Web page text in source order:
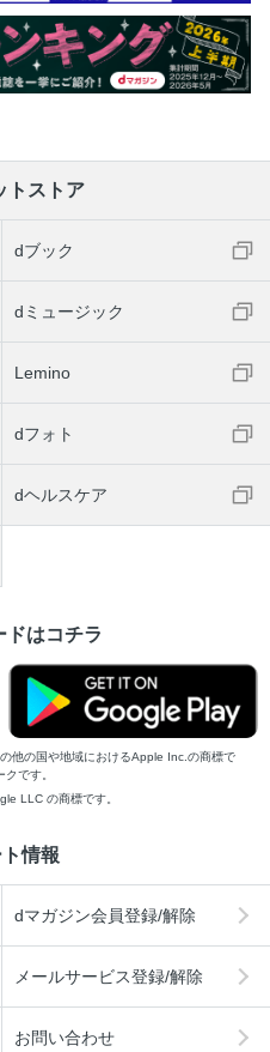
トストア
dブック
dミュージック
Lemino
dフォト
dヘルスケア
はコチラ
他の国や地域におけるApple Inc.の商標で
です。
LLC の商標です。
情報
dマガジン会員登録/解除
メールサービス登録/解除
お問い合わせ